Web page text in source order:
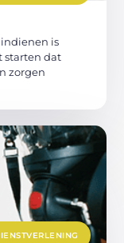
is
starten dat
zorgen